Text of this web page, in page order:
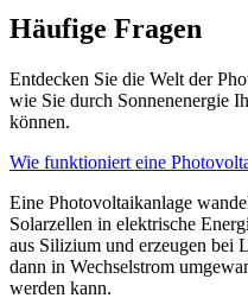
Häufige Fragen
Entdecken Sie die Welt der
wie Sie durch Sonnenenergie
können.
Wie funktioniert eine
Eine Photovoltaikanlage
Solarzellen in elektrische
aus Silizium und erzeugen bei
dann in Wechselstrom
werden kann.